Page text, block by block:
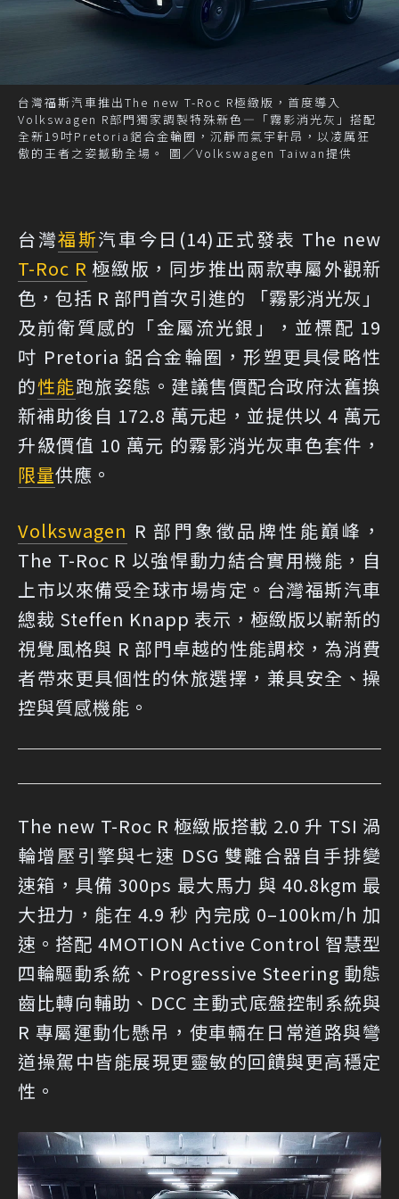
台灣福斯汽車推出The new T-Roc R極緻版，首度導入
Volkswagen R部門獨家調製特殊新色—「霧影消光灰」搭配
全新19吋Pretoria鋁合金輪圈，沉靜而氣宇軒昂，以凌厲狂
傲的王者之姿撼動全場。 圖／Volkswagen Taiwan提供
台灣福斯汽車今日(14)正式發表 The new
T-Roc R 極緻版，同步推出兩款專屬外觀新
色，包括 R 部門首次引進的 「霧影消光灰」
及前衛質感的「金屬流光銀」，並標配 19
吋 Pretoria 鋁合金輪圈，形塑更具侵略性
的性能跑旅姿態。建議售價配合政府汰舊換
新補助後自 172.8 萬元起，並提供以 4 萬元
升級價值 10 萬元 的霧影消光灰車色套件，
限量供應。
Volkswagen R 部門象徵品牌性能巔峰，
The T-Roc R 以強悍動力結合實用機能，自
上市以來備受全球市場肯定。台灣福斯汽車
總裁 Steffen Knapp 表示，極緻版以嶄新的
視覺風格與 R 部門卓越的性能調校，為消費
者帶來更具個性的休旅選擇，兼具安全、操
控與質感機能。
The new T-Roc R 極緻版搭載 2.0 升 TSI 渦
輪增壓引擎與七速 DSG 雙離合器自手排變
速箱，具備 300ps 最大馬力 與 40.8kgm 最
大扭力，能在 4.9 秒 內完成 0–100km/h 加
速。搭配 4MOTION Active Control 智慧型
四輪驅動系統、Progressive Steering 動態
齒比轉向輔助、DCC 主動式底盤控制系統與
R 專屬運動化懸吊，使車輛在日常道路與彎
道操駕中皆能展現更靈敏的回饋與更高穩定
性。